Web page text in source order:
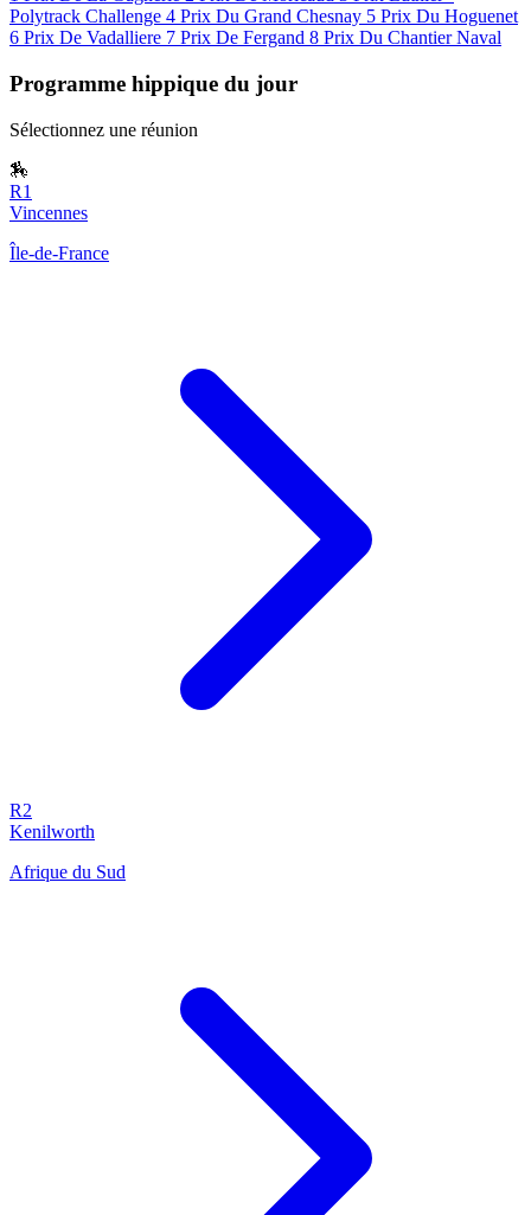
Polytrack Challenge 4 Prix Du Grand Chesnay 5 Prix Du Hoguenet
6 Prix De Vadalliere 7 Prix De Fergand 8 Prix Du Chantier Naval
Programme hippique du jour
Sélectionnez une réunion
🏇
R1
Vincennes
Île-de-France
R2
Kenilworth
Afrique du Sud